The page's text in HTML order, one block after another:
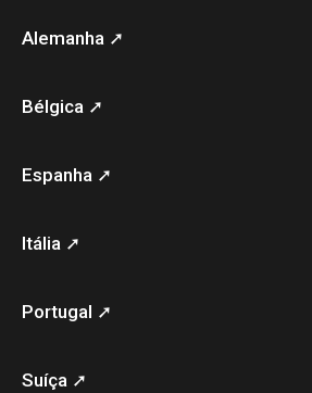
Alemanha ➚
Bélgica ➚
Espanha ➚
Itália ➚
Portugal ➚
Suíça ➚